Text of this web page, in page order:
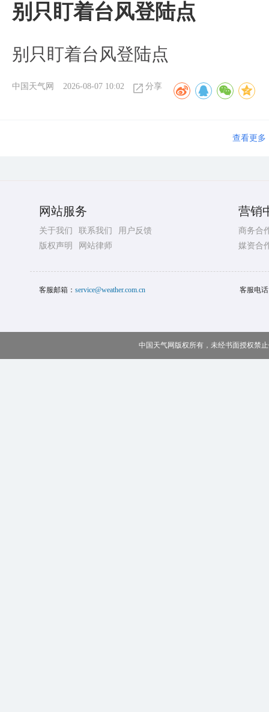
别只盯着台风登陆点
别只盯着台风登陆点
中国天气网 2026-08-07 10:02 分享
查看更多
网站服务
关于我们 联系我们
用户反馈
版权声明
网站律师
营销
商务合
媒资合
客服邮箱： service@weather.com.cn 客服电
中国天气网版权所有，未经书面授权